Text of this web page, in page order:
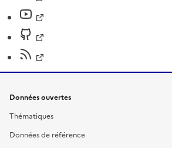
Données ouvertes
Thématiques
Données de référence